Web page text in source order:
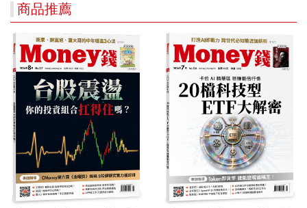
商品推薦